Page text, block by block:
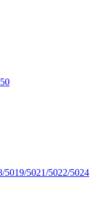
5019/5021/5022/5024